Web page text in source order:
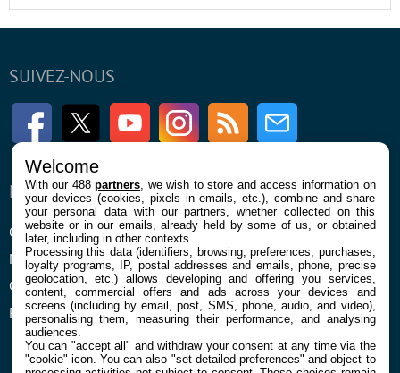
SUIVEZ-NOUS
FacebookTwitter Youtube InstagramRSS Newsletter
ENTREPRISE
Qui sommes nous
Mentions légales et CGU
Confidentialité et Cookies
Préférences cookies
À PROPOS
La rédaction
Contact
Welcome
With our 488partners , we wish to store and access information on
your devices (cookies, pixels in emails, etc.), combine and share
your personal data with our partners, whether collected on this
website or in our emails, already held by some of us, or obtained
later, including in other contexts.
Processing this data (identifiers, browsing, preferences, purchases,
loyalty programs, IP, postal addresses and emails, phone, precise
geolocation, etc.) allows developing and offering you services,
content, commercial offers and ads across your devices and
screens (including by email, post, SMS, phone, audio, and video),
personalising them, measuring their performance, and analysing
audiences.
You can "accept all" and withdraw your consent at any time via the
"cookie" icon. You can also "set detailed preferences" and object to